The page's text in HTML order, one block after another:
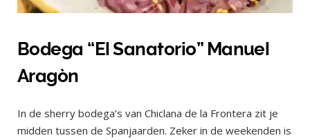
Bodega “El Sanatorio” Manuel
Aragòn
In de sherry bodega’s van Chiclana de la Frontera zit je
midden tussen de Spanjaarden. Zeker in de weekenden is